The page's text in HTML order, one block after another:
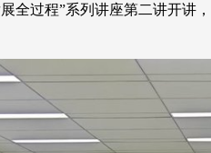
全过程”系列讲座第二讲开讲